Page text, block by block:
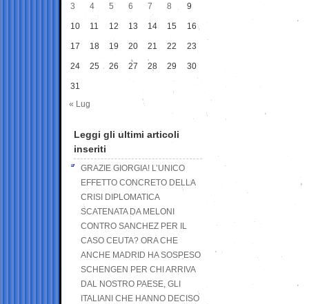
3 4 5 6 7 8 9
10 11 12 13 14 15 16
17 18 19 20 21 22 23
24 25 26 27 28 29 30
31
« Lug
Leggi gli ultimi articoli
inseriti
GRAZIE GIORGIA! L’UNICO
EFFETTO CONCRETO DELLA
CRISI DIPLOMATICA
SCATENATA DA MELONI
CONTRO SANCHEZ PER IL
CASO CEUTA? ORA CHE
ANCHE MADRID HA SOSPESO
SCHENGEN PER CHI ARRIVA
DAL NOSTRO PAESE, GLI
ITALIANI CHE HANNO DECISO